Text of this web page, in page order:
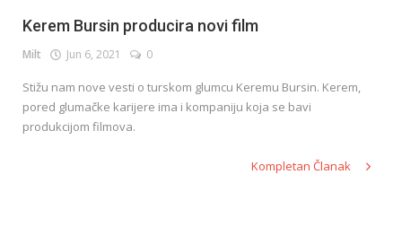
Kerem Bursin producira novi film
Milt Jun 6, 2021 0
Stižu nam nove vesti o turskom glumcu Keremu Bursin. Kerem,
pored glumačke karijere ima i kompaniju koja se bavi
produkcijom filmova.
Kompletan Članak